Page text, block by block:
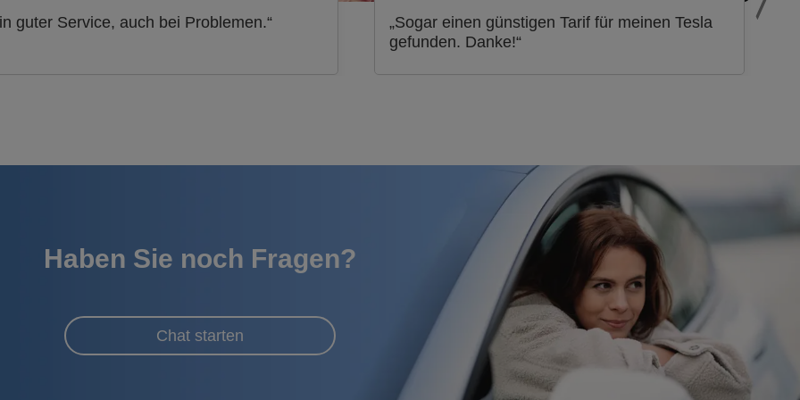
guter Service, auch bei Problemen.“
„Sogar einen günstigen Tarif für meinen Tesla
gefunden. Danke!“
Haben Sie noch Fragen?
Chat starten